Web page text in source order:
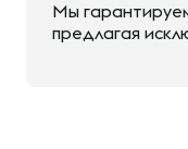
Мы
предлагая